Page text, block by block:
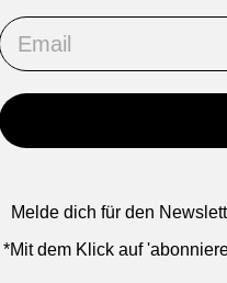
Email
Melde dich für den
*Mit dem Klick auf